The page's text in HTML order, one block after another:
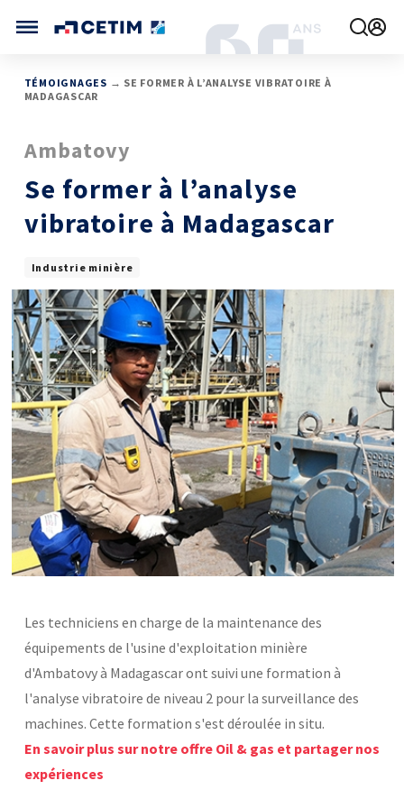
CETIM FRANCE
INTERNATIONAL
CETIM ALLEMAGNE
AGENDA
ACTUALITÉS
CETIM INFOS
VIDÉOS
IMPLANTATIONS
NOUS REJOINDRE
MÉCATHÈQUE, LA BASE DE CONNAISSANCES
Base documentaire
TOUTES NOS SOLUTIONS ET PRESTATIONS
Essais – contrôles – mesures
Ingénierie produits / procédés
Conseil et Expertises
Analyse de défaillance
NOS FORMATIONS CETIM ACADEMY®
Briques technologiques
Chaînes de valeur
Qualifiantes / certifiantes
Parcours de spécialisation
A distance
A l'international
NOS LOGICIELS
Logiciels métiers
Logiciels de calcul
Aide au chiffrage
Bases de données
APPUI À L’INDUSTRIE
Programmes régionaux
Normalisation
RECHERCHE
TÉMOIGNAGES → SE FORMER À L’ANALYSE VIBRATOIRE À
MADAGASCAR
Ambatovy
Se former à l’analyse
vibratoire à Madagascar
Industrie minière
Les techniciens en charge de la maintenance des
équipements de l'usine d'exploitation minière
d'Ambatovy à Madagascar ont suivi une formation à
l'analyse vibratoire de niveau 2 pour la surveillance des
machines. Cette formation s'est déroulée in situ.
En savoir plus sur notre offre Oil & gas et partager nos
expériences